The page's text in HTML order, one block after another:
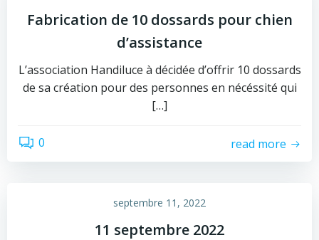
Fabrication de 10 dossards pour chien
d’assistance
L’association Handiluce à décidée d’offrir 10 dossards
de sa création pour des personnes en nécéssité qui
[…]
0 read more
septembre 11, 2022
11 septembre 2022